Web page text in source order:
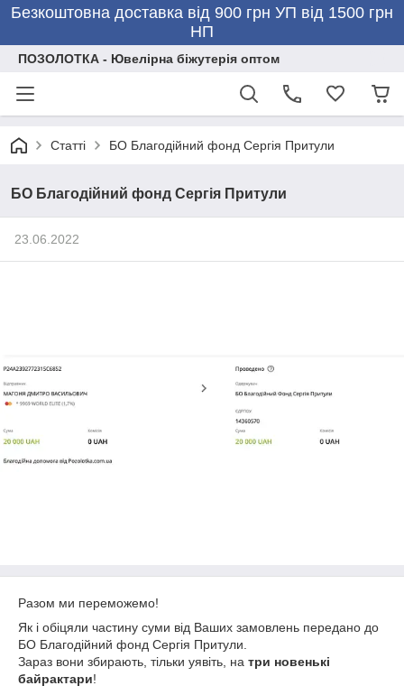
Безкоштовна доставка від 900 грн УП від 1500 грн
НП
ПОЗОЛОТКА - Ювелірна біжутерія оптом
Статті БО Благодійний фонд Сергія Притули
БО Благодійний фонд Сергія Притули
23.06.2022
Разом ми переможемо!
Як і обіцяли частину суми від Ваших замовлень передано до
БО Благодійний фонд Сергія Притули.
Зараз вони збирають, тільки уявіть, на три новенькі
байрактари!